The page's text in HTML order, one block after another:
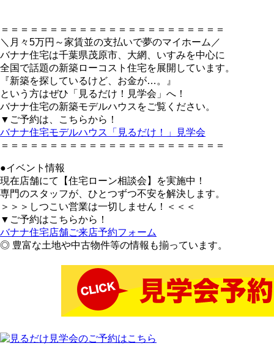
＝＝＝＝＝＝＝＝＝＝＝＝＝＝＝＝＝＝＝＝＝＝＝
＼月々5万円～家賃並の支払いで夢のマイホーム／
バナナ住宅は千葉県茂原市、大網、いすみを中心に
全国で話題の新築ローコスト住宅を展開しています。
『新築を探しているけど、お金が…。』
という方はぜひ「見るだけ！見学会」へ！
バナナ住宅の新築モデルハウスをご覧ください。
▼ご予約は、こちらから！
バナナ住宅モデルハウス「見るだけ！」見学会
＝＝＝＝＝＝＝＝＝＝＝＝＝＝＝＝＝＝＝＝＝＝＝
●イベント情報
現在店舗にて【住宅ローン相談会】を実施中！
専門のスタッフが、ひとつずつ不安を解決します。
＞＞＞しつこい営業は一切しません！＜＜＜
▼ご予約はこちらから！
バナナ住宅店舗ご来店予約フォーム
◎ 豊富な土地や中古物件等の情報も揃っています。